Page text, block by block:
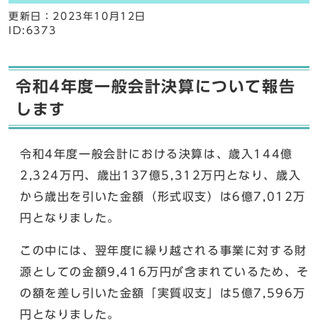
更新日： 2023年10月12日
ID:6373
令和4年度一般会計決算について報告
します
令和4年度一般会計における決算は、歳入144億
2,324万円、歳出137億5,312万円となり、歳入
から歳出を引いた金額（形式収支）は6億7,012万
円となりました。
この中には、翌年度に繰り越される事業に対する財
源としての金額9,416万円が含まれているため、そ
の額を差し引いた金額「実質収支」は5億7,596万
円となりました。